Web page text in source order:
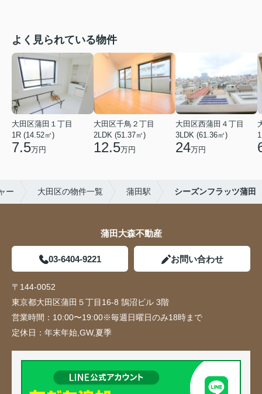
よく見られている物件
大田区蒲田１丁目
1R (14.52㎡)
7.5万円
大田区千鳥２丁目
2LDK (51.37㎡)
12.5万円
大田区西蒲田４丁目
3LDK (61.36㎡)
24万円
ー 大田区の物件一覧 蒲田駅 シーズンフラッツ蒲田
蒲田大森不動産
03-6404-9221 お問い合わせ
〒144-0052
東京都大田区蒲田５丁目16-8 鵠沼ビル 3階
営業時間： 10:00〜19:00※毎週日曜日のみ18時まで
定休日： 年末年始,GW,夏季